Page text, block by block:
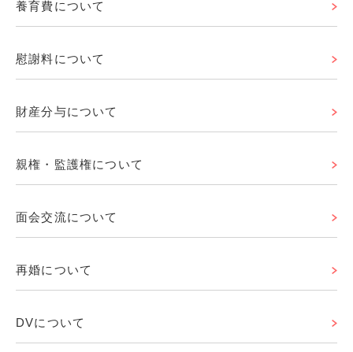
養育費について
慰謝料について
財産分与について
親権・監護権について
面会交流について
再婚について
DVについて